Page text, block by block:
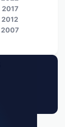
2017
2012
2007